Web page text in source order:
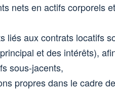
nets en actifs corporels
liés aux contrats locatifs
et des intérêts),
sous-jacents,
propres dans le cadre